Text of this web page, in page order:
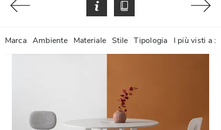
Marca Ambiente Materiale Stile Tipologia I più visti a :